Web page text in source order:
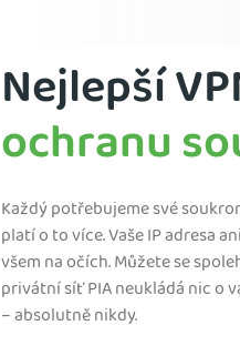
Nejlepší
ochranu
Každý potřebujeme své
platí o to více. Vaše IP adresa
všem na očích. Můžete se
privátní síť PIA neukládá nic o
– absolutně nikdy.